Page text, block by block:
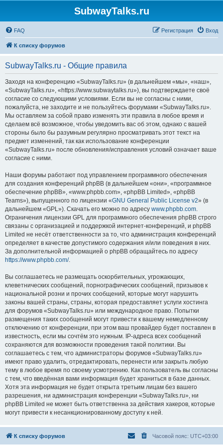
SubwayTalks.ru
FAQ Вход
Регистрация
К списку форумов
SubwayTalks.ru - Общие правила
Заходя на конференцию «SubwayTalks.ru» (в дальнейшем «мы», «наш»,
«SubwayTalks.ru», «https://www.subwaytalks.ru»), вы подтверждаете своё
согласие со следующими условиями. Если вы не согласны с ними,
пожалуйста, не заходите и не пользуйтесь форумами «SubwayTalks.ru».
Мы оставляем за собой право изменять эти правила в любое время и
сделаем всё возможное, чтобы уведомить вас об этом, однако с вашей
стороны было бы разумным регулярно просматривать этот текст на
предмет изменений, так как использование конференции
«SubwayTalks.ru» после обновления/исправления условий означает ваше
согласие с ними.
Наши форумы работают под управлением программного обеспечения
для создания конференций phpBB (в дальнейшем «они», «программное
обеспечение phpBB», «www.phpbb.com», «phpBB Limited», «phpBB
Teams»), выпущенного по лицензии «GNU General Public License v2» (в
дальнейшем «GPL»). Скачать его можно по адресу www.phpbb.com.
Ограничения лицензии GPL для программного обеспечения phpBB строго
связаны с организацией и поддержкой интернет-конференций, и phpBB
Limited не несёт ответственности за то, что администрация конференций
определяет в качестве допустимого содержания и/или поведения в них.
За дополнительной информацией о phpBB обращайтесь по адресу
https://www.phpbb.com/.
Вы соглашаетесь не размещать оскорбительных, угрожающих,
клеветнических сообщений, порнографических сообщений, призывов к
национальной розни и прочих сообщений, которые могут нарушить
законы вашей страны, страны, которая предоставляет услуги хостинга
для форумов «SubwayTalks.ru» или международное право. Попытки
размещения таких сообщений могут привести к вашему немедленному
отключению от конференции, при этом ваш провайдер будет поставлен в
известность, если мы сочтём это нужным. IP-адреса всех сообщений
сохраняются для возможности проведения такой политики. Вы
соглашаетесь с тем, что администраторы форумов «SubwayTalks.ru»
имеют право удалить, отредактировать, перенести или закрыть любую
тему в любое время по своему усмотрению. Как пользователь вы согласны
с тем, что введённая вами информация будет храниться в базе данных.
Хотя эта информация не будет открыта третьим лицам без вашего
разрешения, ни администрация конференции «SubwayTalks.ru», ни
phpBB Limited не может быть ответственна за действия хакеров, которые
могут привести к несанкционированному доступу к ней.
К списку форумов Часовой пояс: UTC+03:00